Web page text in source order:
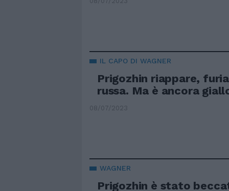
IL CAPO DI WAGNER
Prigozhin riappare,
russa. Ma è ancora
08/07/2023
WAGNER
Prigozhin è stato